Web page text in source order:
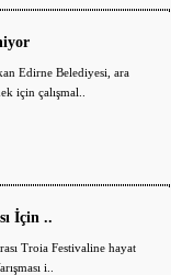
Edirne Belediyesi, ara
için çalışmal..
İçin ..
Troia Festivaline hayat
i..